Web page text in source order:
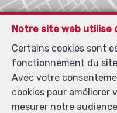
Notre site web utilise
Certains cookies sont
fonctionnement du
Avec votre
cookies pour améliorer
mesurer notre